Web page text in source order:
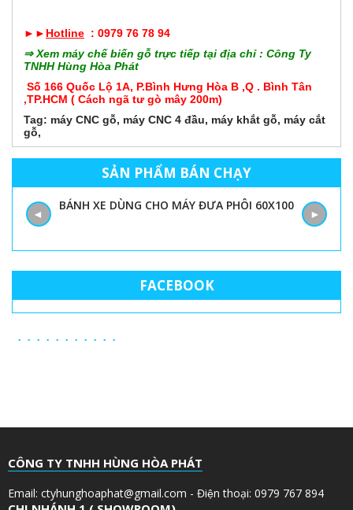
►► Hotline : 0979 76 78 94
⇒ Xem máy chế biến gỗ trực tiếp tại địa chỉ : Công Ty
TNHH Hùng Hòa Phát
Số 166 Quốc Lộ 1A, P.Bình Hưng Hòa B ,Q . Bình Tân
,TP.HCM ( Cách ngã tư gò mây 200m)
Tag: máy CNC gỗ, máy CNC 4 đầu, máy khắt gỗ, máy cắt
gỗ,
SẢN PHẨM BÁN CHẠY
BÁNH XE DÙNG CHO MÁY ĐƯA PHÔI 60X100
◄ ►
FACEBOOK
CÔNG TY TNHH HÙNG HÒA PHÁT
Email: ctyhunghoaphat@gmail.com - Điện thoại: 0979 767 894